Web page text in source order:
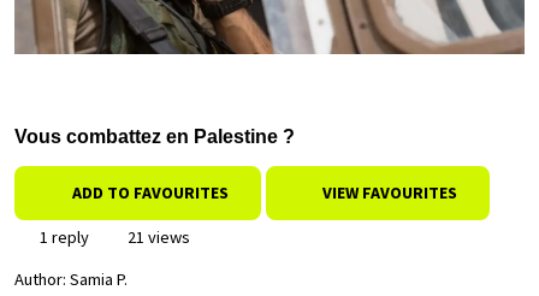
Vous combattez en Palestine ?
ADD TO FAVOURITES VIEW FAVOURITES
1 reply
21 views
Author: Samia P.